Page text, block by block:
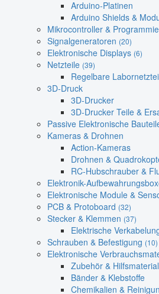
Arduino-Platinen
Arduino Shields &
Mikrocontroller &
Signalgeneratoren (20)
Elektronische Displays (6)
Netzteile (39)
Regelbare
3D-Druck
3D-Drucker
3D-Drucker Teile &
Passive Elektronische
Kameras & Drohnen
Action-Kameras
Drohnen &
RC-Hubschrauber &
Elektronik-
Elektronische Module &
PCB & Protoboard (32)
Stecker & Klemmen (37)
Elektrische
Schrauben & Befestigung (10)
Elektronische
Zubehör & Hilfsmaterial
Bänder & Klebstoffe
Chemikalien &